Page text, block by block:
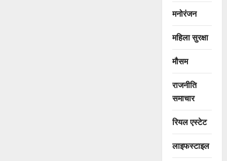
मनोरंजन
महिला सुरक्षा
मौसम
राजनीति
समाचार
रियल एस्टेट
लाइफस्टाइल